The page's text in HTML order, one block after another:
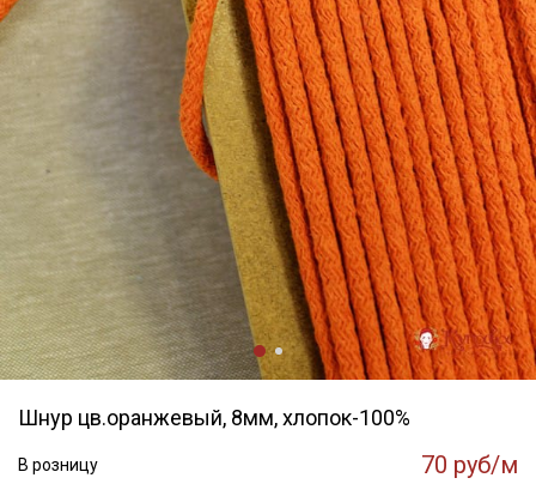
Шнур цв.оранжевый, 8мм, хлопок-100%
В розницу 70 руб/м